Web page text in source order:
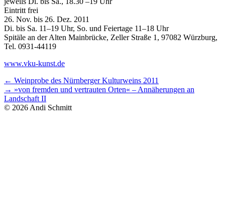
Eintritt frei
26. Nov. bis 26. Dez. 2011
Di. bis Sa. 11–19 Uhr, So. und Feiertage 11–18 Uhr
Spitäle an der Alten Mainbrücke, Zeller Straße 1, 97082 Würzburg,
Tel. 0931-44119
www.vku-kunst.de
Beitragsnavigation
← Vorheriger
Beitrag:
Weinprobe des Nürnberger Kulturweins 2011
→ Nächster
Beitrag:
»von fremden und vertrauten Orten« – Annäherungen an
Landschaft II
© 2026 Andi Schmitt